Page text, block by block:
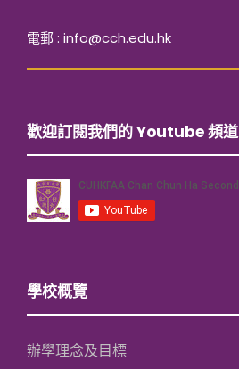
電郵 : info@cch.edu.hk
歡迎訂閱我們的 Youtube 頻道
學校概覽
辦學理念及目標